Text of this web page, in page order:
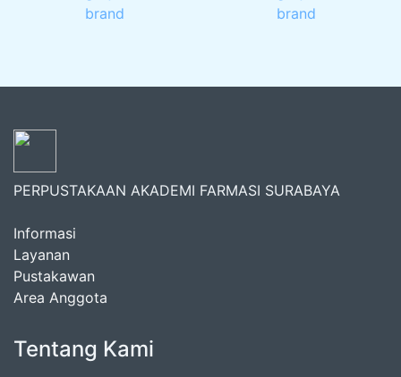
PERPUSTAKAAN AKADEMI FARMASI SURABAYA
Informasi
Layanan
Pustakawan
Area Anggota
Tentang Kami